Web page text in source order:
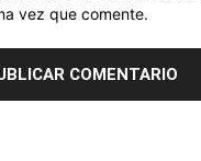
vez que comente.